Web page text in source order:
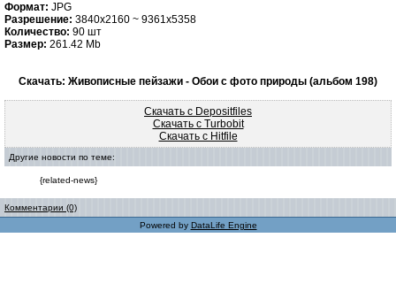
Формат: JPG
Разрешение: 3840x2160 ~ 9361x5358
Количество: 90 шт
Размер: 261.42 Mb
Скачать: Живописные пейзажи - Обои с фото природы (альбом 198)
Скачать с Depositfiles
Скачать с Turbobit
Скачать с Hitfile
Другие новости по теме:
{related-news}
Комментарии (0)
Powered by DataLife Engine